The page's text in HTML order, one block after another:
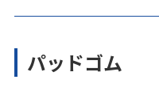
パッドゴム